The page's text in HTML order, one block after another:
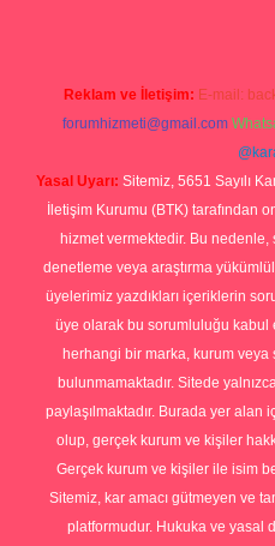
Reklam ve İletişim: E-mail:
forumhizmeti@gmail.com
Yasal Uyarı: Sitemiz, 5651 Sayılı
İletişim Kurumu (BTK) tarafından
hizmet vermektedir. Bu
denetleme veya araştırma
üyelerimiz yazdıkları içeriklerin
üye olarak bu sorumluluğu kabul
herhangi bir marka, kurum veya
bulunmamaktadır. Sitede
paylaşılmaktadır. Burada yer alan
olup, gerçek kurum ve kişiler
Gerçek kurum ve kişiler ile isim
Sitemiz, kar amacı gütmeyen ve
platformudur. Hukuka ve yasal